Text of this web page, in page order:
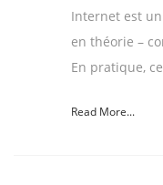
Internet est
en théorie –
En pratique,
Read More...